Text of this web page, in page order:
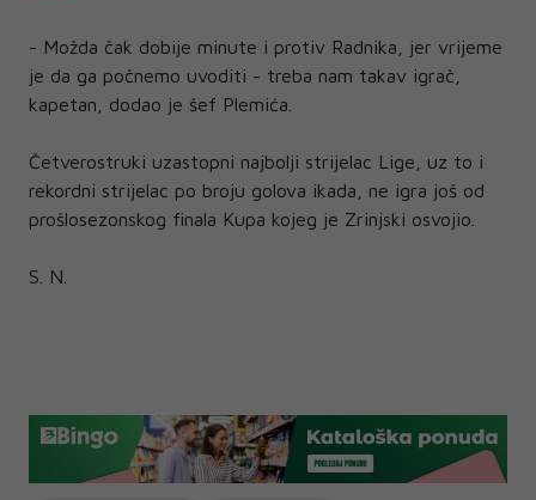
- Možda čak dobije minute i protiv Radnika, jer vrijeme
je da ga počnemo uvoditi - treba nam takav igrač,
kapetan, dodao je šef Plemića.
Četverostruki uzastopni najbolji strijelac Lige, uz to i
rekordni strijelac po broju golova ikada, ne igra još od
prošlosezonskog finala Kupa kojeg je Zrinjski osvojio.
S. N.